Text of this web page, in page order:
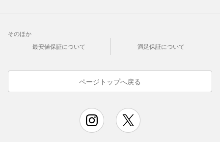
そのほか
最安値保証について
満足保証について
ページトップへ戻る